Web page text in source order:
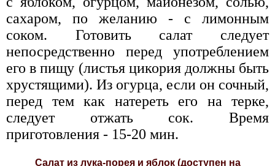
сахаром, по желанию - с лимонным
соком. Готовить салат следует
непосредственно перед употреблением
его в пищу (листья цикория должны быть
хрустящими). Из огурца, если он сочный,
перед тем как натереть его на терке,
следует отжать сок. Время
приготовления - 15-20 мин.
Салат из лука-порея и яблок (доступен на